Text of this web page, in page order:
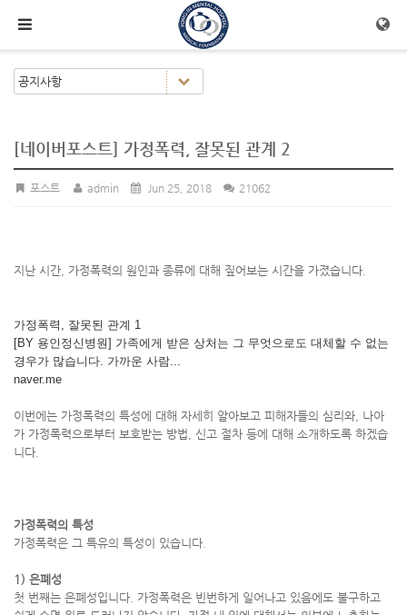
[네이버포스트] 가정폭력, 잘못된 관계 2
포스트 admin Jun 25, 2018 21062
지난 시간, 가정폭력의 원인과 종류에 대해 짚어보는 시간을 가졌습니다.
가정폭력, 잘못된 관계 1
[BY 용인정신병원] 가족에게 받은 상처는 그 무엇으로도 대체할 수 없는
경우가 많습니다. 가까운 사람...
naver.me
이번에는 가정폭력의 특성에 대해 자세히 알아보고 피해자들의 심리와, 나아
가 가정폭력으로부터 보호받는 방법, 신고 절차 등에 대해 소개하도록 하겠습
니다.
가정폭력의 특성
가정폭력은 그 특유의 특성이 있습니다.
1) 은폐성
첫 번째는 은폐성입니다. 가정폭력은 빈번하게 일어나고 있음에도 불구하고